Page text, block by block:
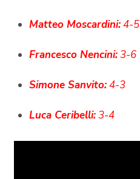
Matteo Moscardini:4-5
Francesco Nencini:3-6
Simone Sanvito:4-3
Luca Ceribelli:3-4